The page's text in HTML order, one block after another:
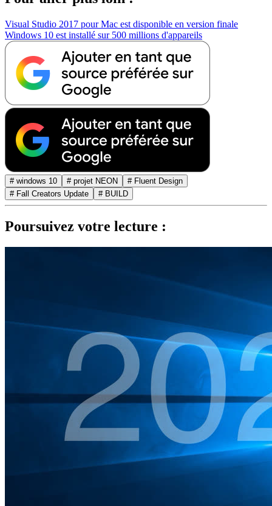
Visual Studio 2017 pour Mac est disponible en version finale
Windows 10 est installé sur 500 millions d'appareils
# windows 10 # projet NEON
# Fluent Design
# Fall Creators Update
# BUILD
Poursuivez votre lecture :